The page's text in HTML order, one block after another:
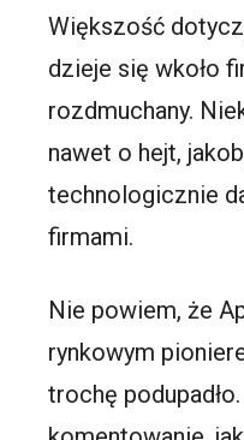
Większość
dzieje się wkoło
rozdmuchany.
nawet o hejt,
technologicznie
firmami.
Nie powiem, że
rynkowym
trochę